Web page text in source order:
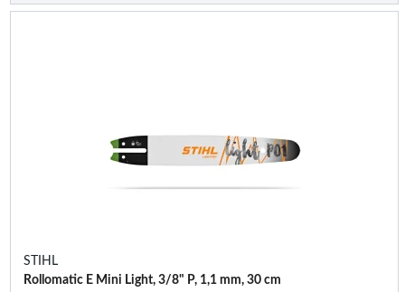
STIHL
Rollomatic E Mini Light, 3/8" P, 1,1 mm, 30 cm